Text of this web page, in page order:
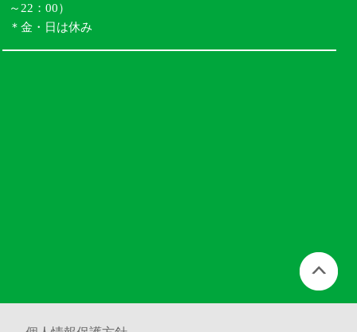
～22：00）
＊金・日は休み